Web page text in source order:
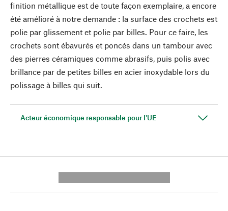
finition métallique est de toute façon exemplaire, a encore
été amélioré à notre demande : la surface des crochets est
polie par glissement et polie par billes. Pour ce faire, les
crochets sont ébavurés et poncés dans un tambour avec
des pierres céramiques comme abrasifs, puis polis avec
brillance par de petites billes en acier inoxydable lors du
polissage à billes qui suit.
Acteur économique responsable pour l'UE